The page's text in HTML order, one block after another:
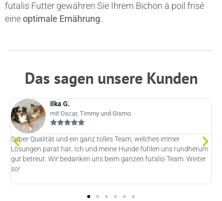
futalis Futter gewähren Sie Ihrem Bichon à poil frisé
eineoptimale Ernährung.
Das sagen unsere Kunden
Ilka G.
mit Oscar, Timmy und Gismo
Super Qualität und ein ganz tolles Team, welches immer
Lösungen parat hat. Ich und meine Hunde fühlen uns rundherum
gut betreut. Wir bedanken uns beim ganzen futalis-Team. Weiter
so!